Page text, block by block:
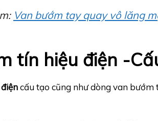
Van bướm tay quay vô lăng
tín hiệu điện -
cấu tạo cũng như dòng van